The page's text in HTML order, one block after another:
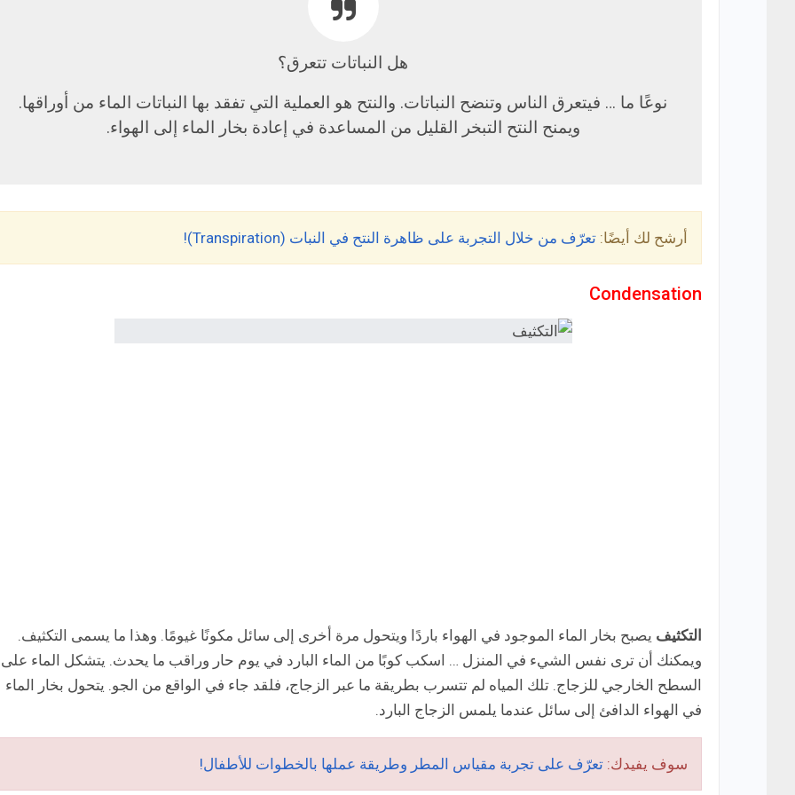
هل النباتات تتعرق؟
نوعًا ما … فيتعرق الناس وتنضح النباتات. والنتح هو العملية التي تفقد بها النباتات الماء من أوراقها.
ويمنح النتح التبخر القليل من المساعدة في إعادة بخار الماء إلى الهواء.
أرشح لك أيضًا: تعرّف من خلال التجربة على ظاهرة النتح في النبات (Transpiration)!
Condensation
التكثيف يصبح بخار الماء الموجود في الهواء باردًا ويتحول مرة أخرى إلى سائل مكونًا غيومًا. وهذا ما يسمى التكثيف.
ويمكنك أن ترى نفس الشيء في المنزل … اسكب كوبًا من الماء البارد في يوم حار وراقب ما يحدث. يتشكل الماء على
السطح الخارجي للزجاج. تلك المياه لم تتسرب بطريقة ما عبر الزجاج، فلقد جاء في الواقع من الجو. يتحول بخار الماء
في الهواء الدافئ إلى سائل عندما يلمس الزجاج البارد.
سوف يفيدك: تعرّف على تجربة مقياس المطر وطريقة عملها بالخطوات للأطفال!